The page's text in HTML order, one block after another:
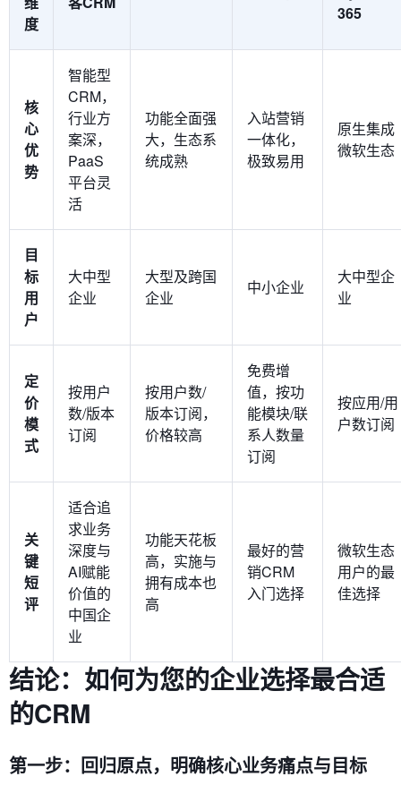
度
365
核
心
优
势
智能型
CRM，
行业方
案深，
PaaS
平台灵
活
功能全面强
大，生态系
统成熟
入站营销
一体化，
极致易用
原生集成
微软生态
目
标
用
户
大中型
企业
大型及跨国
企业
中小企业
大中型企
业
定
价
模
式
按用户
数/版本
订阅
按用户数/
版本订阅，
价格较高
免费增
值，按功
能模块/联
系人数量
订阅
按应用/用
户数订阅
关
键
短
评
适合追
求业务
深度与
AI赋能
价值的
中国企
业
功能天花板
高，实施与
拥有成本也
高
最好的营
销CRM
入门选择
微软生态
用户的最
佳选择
结论：如何为您的企业选择最合适
的CRM
第一步：回归原点，明确核心业务痛点与目标